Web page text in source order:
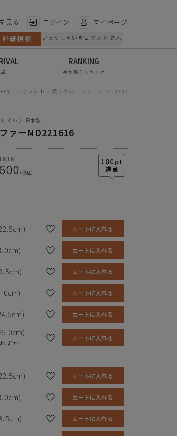
見る ログイン マイページ
詳細検索 いらっしゃいませ ゲスト さん
売れ筋ランキング
フラット 柔らかローファーMD221616
にくい♪ 日本製
ァーMD221616
180 pt
税込
カートに入れる
カートに入れる
カートに入れる
カートに入れる
カートに入れる
ずか
カートに入れる
カートに入れる
カートに入れる
カートに入れる
1.5cm
合成皮革
合成底
日本
L
23.0cm 23.5cm 24.0cm
7.7cm 7.8cm 7.9cm
から探す
本製
手染め
高・幅広
量
リンクコーデ